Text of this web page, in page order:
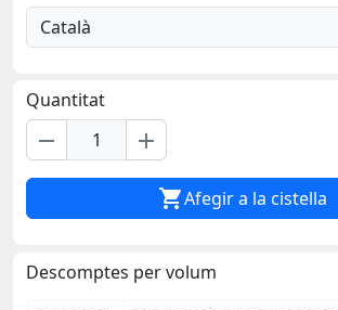
Quantitat
remove add
Afegir a la cistella
Descomptes per volum